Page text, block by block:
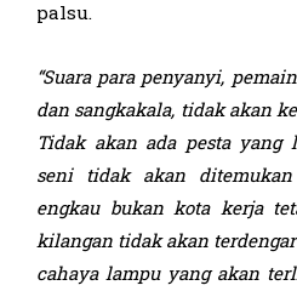
palsu.
“Suara para penyanyi,
dan sangkakala, tidak akan
Tidak akan ada pesta
seni tidak akan
engkau bukan kota kerja
kilangan tidak akan
cahaya lampu yang akan